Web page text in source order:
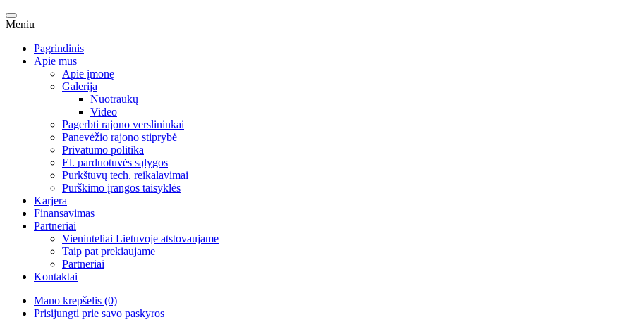
Meniu
Pagrindinis
Apie mus
Apie įmonę
Galerija
Nuotraukų
Video
Pagerbti rajono verslininkai
Panevėžio rajono stiprybė
Privatumo politika
El. parduotuvės sąlygos
Purkštuvų tech. reikalavimai
Purškimo įrangos taisyklės
Karjera
Finansavimas
Partneriai
Vieninteliai Lietuvoje atstovaujame
Taip pat prekiaujame
Partneriai
Kontaktai
Mano krepšelis (0)
Prisijungti prie savo paskyros